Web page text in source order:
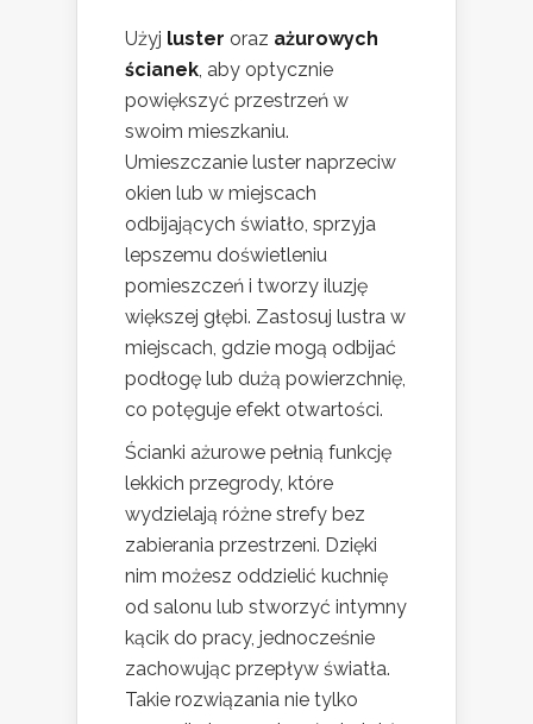
Użyj luster oraz ażurowych
ścianek, aby optycznie
powiększyć przestrzeń w
swoim mieszkaniu.
Umieszczanie luster naprzeciw
okien lub w miejscach
odbijających światło, sprzyja
lepszemu doświetleniu
pomieszczeń i tworzy iluzję
większej głębi. Zastosuj lustra w
miejscach, gdzie mogą odbijać
podłogę lub dużą powierzchnię,
co potęguje efekt otwartości.
Ścianki ażurowe pełnią funkcję
lekkich przegrody, które
wydzielają różne strefy bez
zabierania przestrzeni. Dzięki
nim możesz oddzielić kuchnię
od salonu lub stworzyć intymny
kącik do pracy, jednocześnie
zachowując przepływ światła.
Takie rozwiązania nie tylko